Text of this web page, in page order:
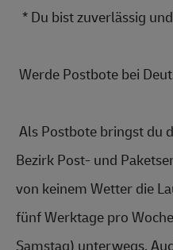
* Du bist zuverlässig
Werde Postbote bei
Bezirk Post- und P
von keinem Wetter die
fünf Werktage pro
Samstag) unterwegs.